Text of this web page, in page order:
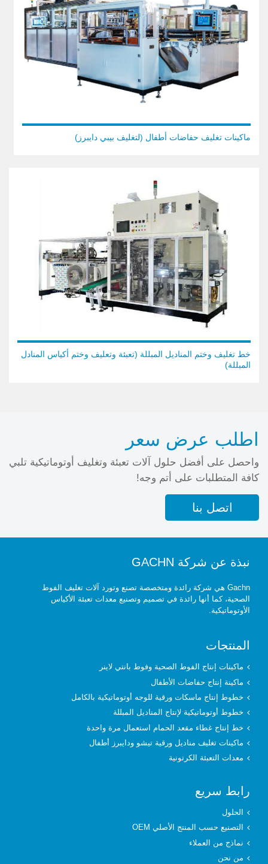
ماكينات تغليف حفاضات أطفال (لتغليف بيبي دايبرز)
خط تغليف وختم المناديل المبللة (تعبئة وتعليف وختم أكياس المنادل
المبللة)
اطلب عرض سعر
واحصل على أفضل حلول آلات تعبئة وتغليف أوتوماتيكية تلبي
كافة المتطلبات على أتم وجه!
اتصل بنا
نبذة عن شركة GACHN
Gachn هي شركة رائدة ومتخصصة تصنع وتورد آلات تغليف الفوط
الصحية، كما أنها رائدة في تصميم وتصنيع معدات تعبئة الأكياس
الأوتوماتيكية.
المنتجات
ماكينات إنتاج الفوط الصحية وفوط بانتي لاينر
ماكينة إنتاج حفاضات الأطفال
خطوط إنتاج ماسكات ورقية للوجه أوتوماتيكية بالكامل
خطوط أوتوماتيكية لإنتاج المناديل المبللة
خط إنتاج غطاء مقعد الحمام استعمال مرة واحدة
ماكينات تغليف مناديل ورقية تيشو ودايبرز أطفال
معدات التعبئة الكرتونية
رابط سريع
الحلول
التصنيع حسب المنتج الأصلي OEM
نماذج من العملاء
من نحن